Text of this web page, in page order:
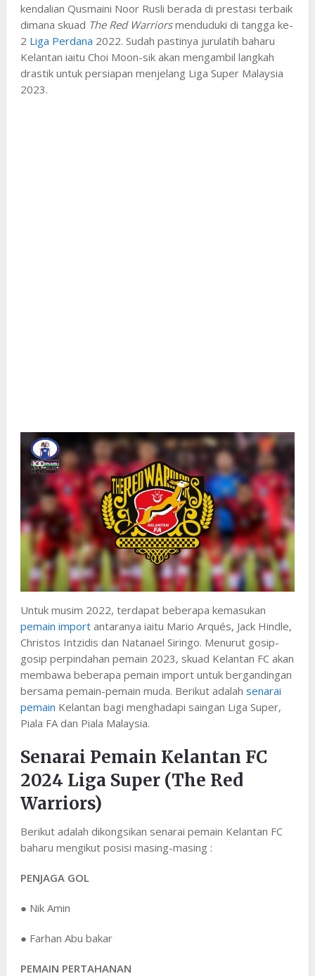
kendalian Qusmaini Noor Rusli berada di prestasi terbaik
dimana skuad The Red Warriorsmenduduki di tangga ke-
2 Liga Perdana 2022. Sudah pastinya jurulatih baharu
Kelantan iaitu Choi Moon-sik akan mengambil langkah
drastik untuk persiapan menjelang Liga Super Malaysia
2023.
Untuk musim 2022, terdapat beberapa kemasukan
pemain importantaranya iaitu Mario Arqués, Jack Hindle,
Christos Intzidis dan Natanael Siringo. Menurut gosip-
gosip perpindahan pemain 2023, skuad Kelantan FC akan
membawa beberapa pemain import untuk bergandingan
bersama pemain-pemain muda. Berikut adalah senarai
pemain Kelantan bagi menghadapi saingan Liga Super,
Piala FA dan Piala Malaysia.
Senarai Pemain Kelantan FC
2024 Liga Super (The Red
Warriors)
Berikut adalah dikongsikan senarai pemain Kelantan FC
baharu mengikut posisi masing-masing :
PENJAGA GOL
● Nik Amin
● Farhan Abu bakar
PEMAIN PERTAHANAN